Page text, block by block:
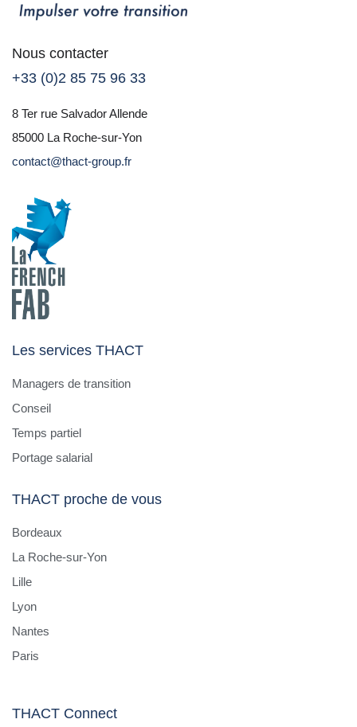
Nous contacter
+33 (0)2 85 75 96 33
8 Ter rue Salvador Allende
85000 La Roche-sur-Yon
contact@thact-group.fr
Les services THACT
Managers de transition
Conseil
Temps partiel
Portage salarial
THACT proche de vous
Bordeaux
La Roche-sur-Yon
Lille
Lyon
Nantes
Paris
THACT Connect